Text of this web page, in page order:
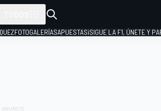
FOTOGALERÍASAPUESTAS¡SIGUE LA F1, ÚNETE Y